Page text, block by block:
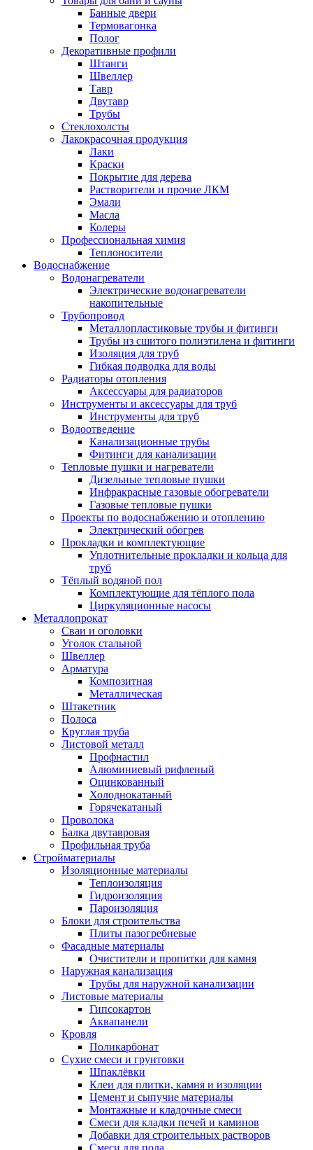
Банные двери
Термовагонка
Полог
Декоративные профили
Штанги
Швеллер
Тавр
Двутавр
Трубы
Стеклохолсты
Лакокрасочная продукция
Лаки
Краски
Покрытие для дерева
Растворители и прочие ЛКМ
Эмали
Масла
Колеры
Профессиональная химия
Теплоносители
Водоснабжение
Водонагреватели
Электрические водонагреватели
накопительные
Трубопровод
Металлопластиковые трубы и фитинги
Трубы из сшитого полиэтилена и фитинги
Изоляция для труб
Гибкая подводка для воды
Радиаторы отопления
Аксессуары для радиаторов
Инструменты и аксессуары для труб
Инструменты для труб
Водоотведение
Канализационные трубы
Фитинги для канализации
Тепловые пушки и нагреватели
Дизельные тепловые пушки
Инфракрасные газовые обогреватели
Газовые тепловые пушки
Проекты по водоснабжению и отоплению
Электрический обогрев
Прокладки и комплектующие
Уплотнительные прокладки и кольца для
труб
Тёплый водяной пол
Комплектующие для тёплого пола
Циркуляционные насосы
Металлопрокат
Сваи и оголовки
Уголок стальной
Швеллер
Арматура
Композитная
Металлическая
Штакетник
Полоса
Круглая труба
Листовой металл
Профнастил
Алюминиевый рифленый
Оцинкованный
Холоднокатаный
Горячекатаный
Проволока
Балка двутавровая
Профильная труба
Стройматериалы
Изоляционные материалы
Теплоизоляция
Гидроизоляция
Пароизоляция
Блоки для строительства
Плиты пазогребневые
Фасадные материалы
Очистители и пропитки для камня
Наружная канализация
Трубы для наружной канализации
Листовые материалы
Гипсокартон
Аквапанели
Кровля
Поликарбонат
Сухие смеси и грунтовки
Шпаклёвки
Клеи для плитки, камня и изоляции
Цемент и сыпучие материалы
Монтажные и кладочные смеси
Смеси для кладки печей и каминов
Добавки для строительных растворов
Смеси для пола